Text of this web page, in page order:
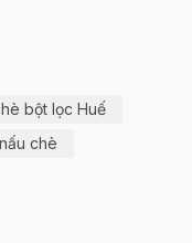
bột lọc Huế
nấu chè